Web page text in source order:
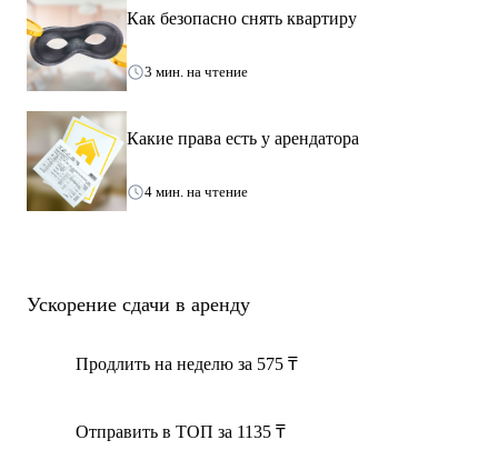
Как безопасно снять квартиру
3 мин. на чтение
Какие права есть у арендатора
4 мин. на чтение
Ускорение сдачи в аренду
Продлить на неделю за 575 ₸
Отправить в ТОП за 1135 ₸